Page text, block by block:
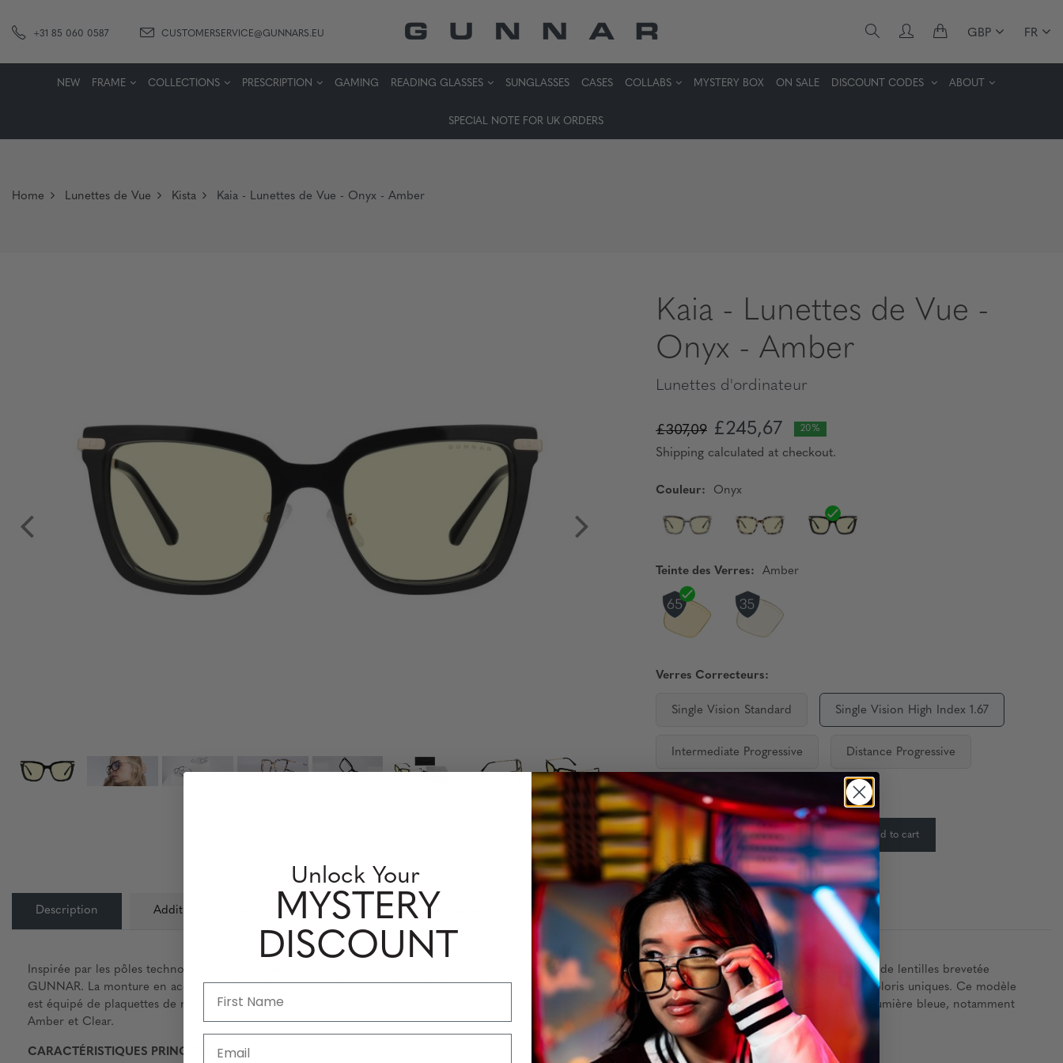
+31 85 060 0587 CUSTOMERSERVICE@GUNNARS.EU GBP FR
NEW FRAME COLLECTIONS PRESCRIPTION GAMING READING GLASSES SUNGLASSES CASES COLLABS MYSTERY BOX ON SALE DISCOUNT CODES ABOUT
SPECIAL NOTE FOR UK ORDERS
Home Lunettes de Vue Kista Kaia - Lunettes de Vue - Onyx - Amber
Kaia - Lunettes de Vue -
Onyx - Amber
Lunettes d'ordinateur
£307,09 £245,67 20%
Shipping calculated at checkout.
Couleur: Onyx
Teinte des Verres: Amber
Verres Correcteurs:
Single Vision Standard Single Vision High Index 1.67
Intermediate Progressive Distance Progressive
Availability:
Quantity: - + Add to cart
Description Additional Information Information sur les verres optiques Perfomance Level
Inspirée par les pôles technologiques nordiques et faisant partie de notre collection KISTA, la KAIA présente un style carré contemporain avec la technologie de lentilles brevetée
GUNNAR. La monture en acétate brillant, offrant un confort tout au long de la journée, est dotée d’un élégant pont en trou de serrure. Disponible en trois coloris uniques. Ce modèle
est équipé de plaquettes de nez réglables pour un confort accru et des teintes de lentilles conçues pour soulager la fatigue oculaire numérique et bloquer la lumière bleue, notamment
Amber et Clear.
CARACTÉRISTIQUES PRINCIPALES
Unlock Your
MYSTERY
DISCOUNT